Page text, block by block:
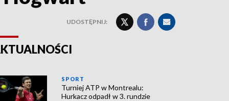
UDOSTĘPNIJ:
SPORT
Turniej ATP w Montrealu:
Hurkacz odpadł w 3. rundzie